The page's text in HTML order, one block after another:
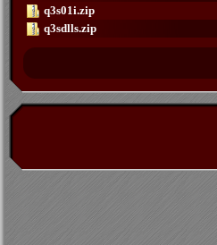
q3s01i.zip
q3sdlls.zip